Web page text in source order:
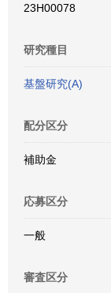
23H00078
研究種目
基盤研究(A)
配分区分
補助金
応募区分
一般
審査区分